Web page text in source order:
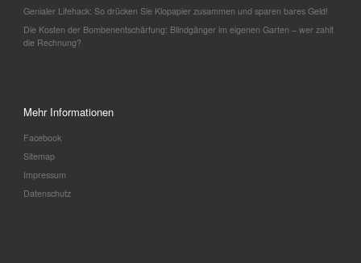
Genialer Lifehack: So drücken Sie Klopapier zusammen und sparen bares Geld!
Die Kosten der Bombenentschärfung: Blindgänger im eigenen Garten – wer zahlt
die Rechnung?
Mehr Informationen
Facebook
Sitemap
Impressum
Datenschutz